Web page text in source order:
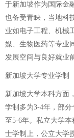
于新加坡作为国际金
也备受青睐，当地科
业如电子工程、机械
媒、生物医药等专业
发展空间与良好就业
新加坡大学专业学制
新加坡大学本科方面
学制多为3-4年，部
至5-6年。私立大学
士学制上，公立大学